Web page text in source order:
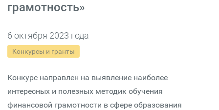
грамотность»
6 октября 2023 года
Конкурсы и гранты
Конкурс направлен на выявление наиболее
интересных и полезных методик обучения
финансовой грамотности в сфере образования